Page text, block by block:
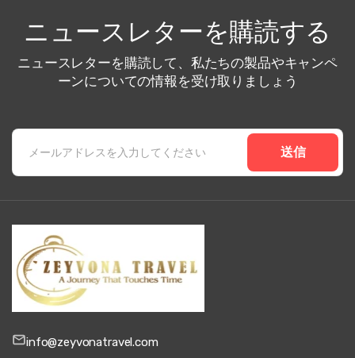
ニュースレターを購読する
ニュースレターを購読して、私たちの製品やキャンペ
ーンについての情報を受け取りましょう
送信
info@zeyvonatravel.com